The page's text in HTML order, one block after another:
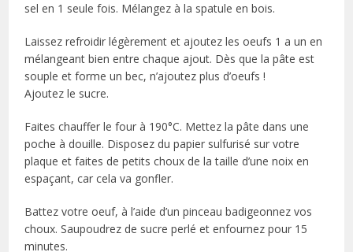
sel en 1 seule fois. Mélangez à la spatule en bois.
Laissez refroidir légèrement et ajoutez les oeufs 1 a un en
mélangeant bien entre chaque ajout. Dès que la pâte est
souple et forme un bec, n’ajoutez plus d’oeufs !
Ajoutez le sucre.
Faites chauffer le four à 190°C. Mettez la pâte dans une
poche à douille. Disposez du papier sulfurisé sur votre
plaque et faites de petits choux de la taille d’une noix en
espaçant, car cela va gonfler.
Battez votre oeuf, à l’aide d’un pinceau badigeonnez vos
choux. Saupoudrez de sucre perlé et enfournez pour 15
minutes.